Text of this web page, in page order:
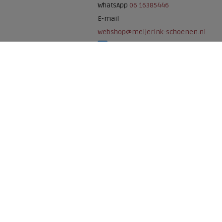
WhatsApp 06 16385446
E-mail
webshop@meijerink-schoenen.nl